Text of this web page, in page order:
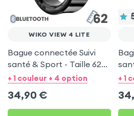
WIKO VIEW 4 LITE
Bague connectée Suivi
santé & Sport - Taille 62
Noir
+ 1 couleur + 4 option
34,90 €
+ 1